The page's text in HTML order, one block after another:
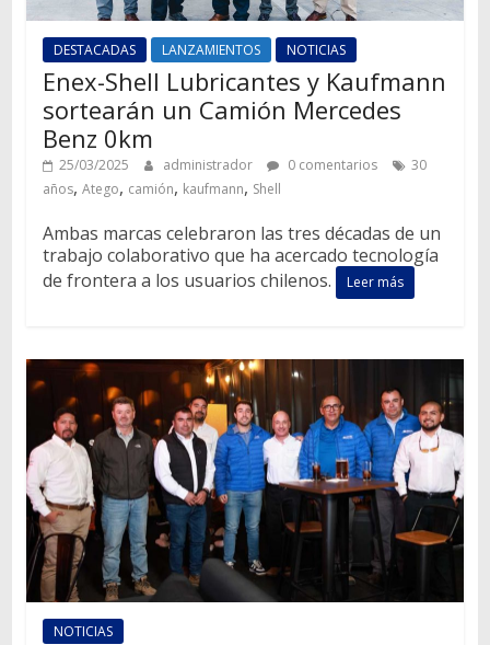
DESTACADAS LANZAMIENTOS NOTICIAS
Enex-Shell Lubricantes y Kaufmann
sortearán un Camión Mercedes
Benz 0km
25/03/2025 administrador 0 comentarios
30
años, Atego, camión, kaufmann, Shell
Ambas marcas celebraron las tres décadas de un
trabajo colaborativo que ha acercado tecnología
de frontera a los usuarios chilenos.
Leer más
NOTICIAS